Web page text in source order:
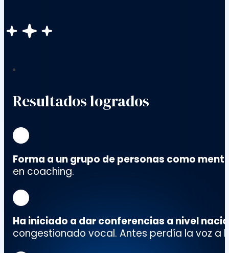
Resultados logrados
Forma a un grupo de personas como
en coaching.
Ha iniciado a dar conferencias a nivel
congestionado vocal. Antes perdía la voz a